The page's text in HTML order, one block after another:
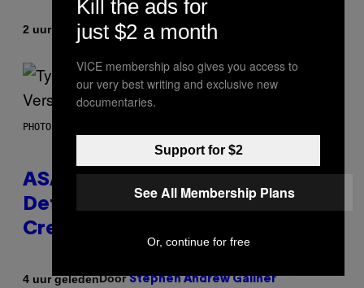
2 uur geledenDoorLauren Boisvert
PHOTO BY MONICA SCHIPPER/GETTY IMAGES
ASAP Rocky Seemingly Gives
Definitive Answer on Tyler, The
Creator’s Sexuality
4 uur geledenDoorStephen Andrew Galiher
Kill the ads for
just $2 a month
VICE membership also gives you access to
our very best writing and exclusive new
documentaries.
Support for $2
See All Membership Plans
Or, continue for free